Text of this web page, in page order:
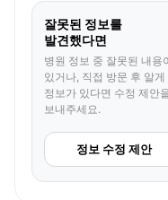
잘못된 정보를
발견했다면
병원 정보 중 잘못된 내용
있거나, 직접 방문 후 알게
정보가 있다면 수정 제안
보내주세요.
정보 수정 제안